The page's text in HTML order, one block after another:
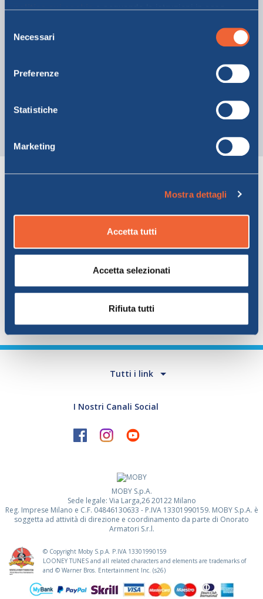
politica sui cookiee seguendo le istruzioni in essa
selezionati", l’utente accetta la memorizzazione dei
delNecessari
Preferenze
Statistiche
Marketing
Mostra dettagli
Accetta tutti
Accetta selezionati
Rifiuta tutti
Max 700 caratteri.
Dichiaro di aver preso visione dell'Informativa privacy.
Indietro
Tutti i link
I Nostri Canali Social
MOBY S.p.A.
Sede legale: Via Larga,26 20122 Milano
Reg. Imprese Milano e C.F. 04846130633 - P.IVA 13301990159. MOBY S.p.A. è
soggetta ad attività di direzione e coordinamento da parte di Onorato
Armatori S.r.l.
© Copyright Moby S.p.A. P.IVA 13301990159
LOONEY TUNES and all related characters and elements are trademarks of
and © Warner Bros. Entertainment Inc. (s26)